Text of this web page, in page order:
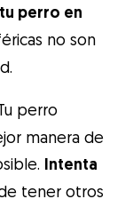
perro en
no son
perro
manera de
Intenta
tener otros